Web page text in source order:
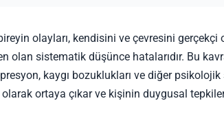
olayları, kendisini ve çevresini gerçekçi
olan sistematik düşünce hatalarıdır. Bu
kaygı bozuklukları ve diğer
ortaya çıkar ve kişinin duygusal